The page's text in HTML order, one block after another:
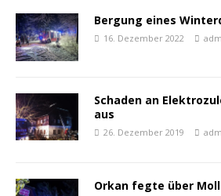
Bergung eines
16. Dezember 2022
Schaden an
aus
26. Dezember 2019
Orkan fegte über